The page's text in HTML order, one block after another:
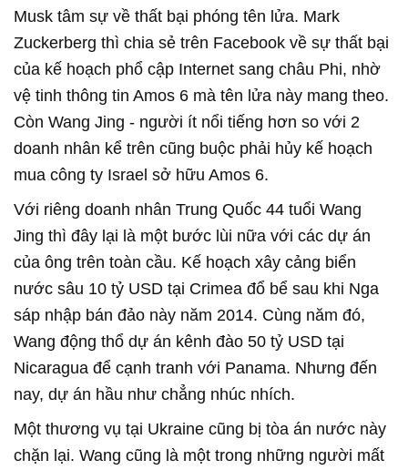
Musk tâm sự về thất bại phóng tên lửa. Mark
Zuckerberg thì chia sẻ trên Facebook về sự thất bại
của kế hoạch phổ cập Internet sang châu Phi, nhờ
vệ tinh thông tin Amos 6 mà tên lửa này mang theo.
Còn Wang Jing - người ít nổi tiếng hơn so với 2
doanh nhân kể trên cũng buộc phải hủy kế hoạch
mua công ty Israel sở hữu Amos 6.
Với riêng doanh nhân Trung Quốc 44 tuổi Wang
Jing thì đây lại là một bước lùi nữa với các dự án
của ông trên toàn cầu. Kế hoạch xây cảng biển
nước sâu 10 tỷ USD tại Crimea đổ bể sau khi Nga
sáp nhập bán đảo này năm 2014. Cùng năm đó,
Wang động thổ dự án kênh đào 50 tỷ USD tại
Nicaragua để cạnh tranh với Panama. Nhưng đến
nay, dự án hầu như chẳng nhúc nhích.
Một thương vụ tại Ukraine cũng bị tòa án nước này
chặn lại. Wang cũng là một trong những người mất